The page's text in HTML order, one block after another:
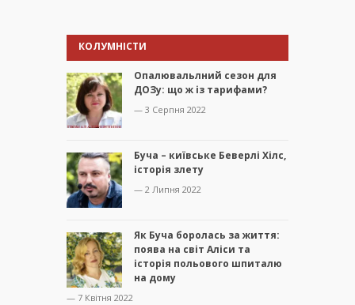
КОЛУМНІСТИ
Опалювальлний сезон для
ДОЗу: що ж із тарифами?
— 3 Серпня 2022
Буча – київське Беверлі Хілс,
історія злету
— 2 Липня 2022
Як Буча боролась за життя:
поява на світ Аліси та
історія польового шпиталю
на дому
— 7 Квітня 2022